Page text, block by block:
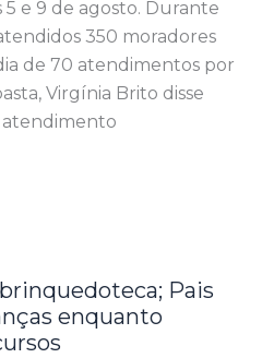
5 e 9 de agosto. Durante
350 moradores
de 70 atendimentos por
Virgínia Brito disse
Pais
enquanto